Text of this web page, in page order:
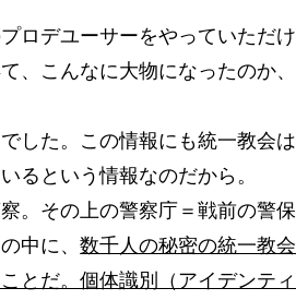
ロデユーサーをやっていただけ
、こんなに大物になったのか、
した。この情報にも統一教会は
るという情報なのだから。
。その上の警察庁＝戦前の警保
中に、数千人の秘密の統一教会
とだ。個体識別（アイデンティ